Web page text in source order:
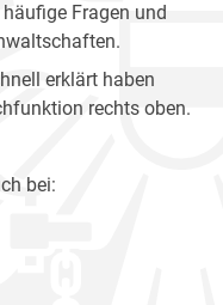
häufige Fragen und
erklärt haben
rechts oben.
bei: